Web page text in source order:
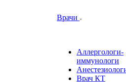
Врачи
Аллергологи-
иммунологи
Врач КТ